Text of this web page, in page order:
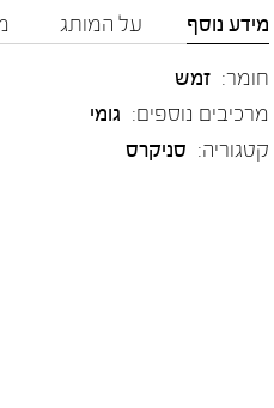
מידע נוסף על המותג
חומר: זמש
מרכיבים נוספים: גומי
קטגוריה: סניקרס